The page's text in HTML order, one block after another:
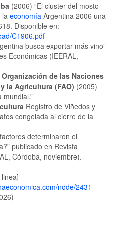
(2006) “El cluster del mosto
la economía Argentina 2006 una
Disponible en:
C1906.pdf
busca exportar más vino”
Económicas (IEERAL,
de las Naciones
la Agricultura (FAO) (2005)
mundial.”
Registro de Viñedos y
congelada al cierre de la
determinaron el
publicado en Revista
Córdoba, noviembre).
node/2431